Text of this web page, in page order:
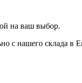
на ваш выбор.
с нашего склада в